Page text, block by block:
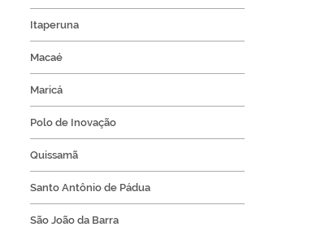
Itaperuna
Macaé
Maricá
Polo de Inovação
Quissamã
Santo Antônio de Pádua
São João da Barra